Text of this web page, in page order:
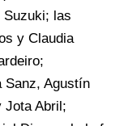
Suzuki; las
y Claudia
Sanz, Agustín
Jota Abril;